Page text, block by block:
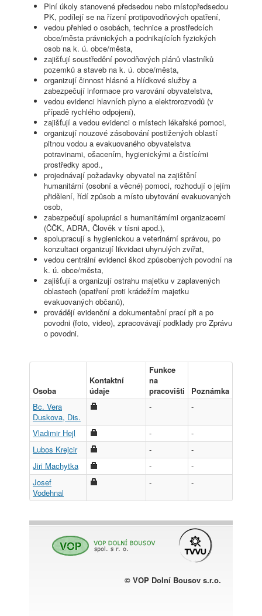
Plní úkoly stanovené předsedou nebo místopředsedou
PK, podílejí se na řízení protipovodňových opatření,
vedou přehled o osobách, technice a prostředcích
obce/města právnických a podnikajících fyzických
osob na k. ú. obce/města,
zajišťují soustředění povodňových plánů vlastníků
pozemků a staveb na k. ú. obce/města,
organizují činnost hlásné a hlídkové služby a
zabezpečují informace pro varování obyvatelstva,
vedou evidenci hlavních plyno a elektrorozvodů (v
případě rychlého odpojení),
zajišťují a vedou evidenci o místech lékařské pomoci,
organizují nouzové zásobování postižených oblastí
pitnou vodou a evakuovaného obyvatelstva
potravinami, ošacením, hygienickými a čistícími
prostředky apod.,
projednávají požadavky obyvatel na zajištění
humanitární (osobní a věcné) pomoci, rozhodují o jejím
přidělení, řídí způsob a místo ubytování evakuovaných
osob,
zabezpečují spolupráci s humanitárními organizacemi
(ČČK, ADRA, Člověk v tísni apod.),
spolupracují s hygienickou a veterinární správou, po
konzultaci organizují likvidaci uhynulých zvířat,
vedou centrální evidenci škod způsobených povodní na
k. ú. obce/města,
zajišťují a organizují ostrahu majetku v zaplavených
oblastech (opatření proti krádežím majetku
evakuovaných občanů),
provádějí evidenční a dokumentační prací při a po
povodni (foto, video), zpracovávají podklady pro Zprávu
o povodni.
Osoba
Kontaktní
údaje
Funkce
na
pracovišti
Poznámka
Bc. Vera
Duskova, Dis.
- -
Vladimir Hejl -
-
Lubos Krejcir
-
-
Jiri Machytka
-
-
Josef
Vodehnal
- -
© VOP Dolní Bousov s.r.o.